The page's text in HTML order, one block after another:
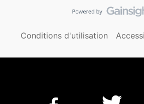
Conditions d'utilisation